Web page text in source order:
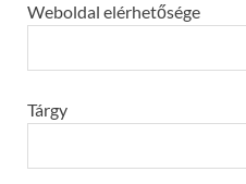
Weboldal elérhetősége
Tárgy